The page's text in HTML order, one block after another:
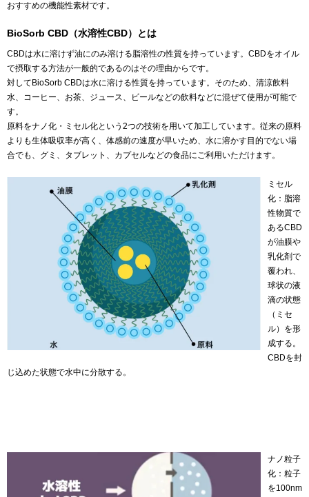
おすすめの機能性素材です。
BioSorb CBD（水溶性CBD）とは
CBDは水に溶けず油にのみ溶ける脂溶性の性質を持っています。CBDをオイル
で摂取する方法が一般的であるのはその理由からです。
対してBioSorb CBDは水に溶ける性質を持っています。そのため、清涼飲料
水、コーヒー、お茶、ジュース、ビールなどの飲料などに混ぜて使用が可能で
す。
原料をナノ化・ミセル化という2つの技術を用いて加工しています。従来の原料
よりも生体吸収率が高く、体感前の速度が早いため、水に溶かす目的でない場
合でも、グミ、タブレット、カプセルなどの食品にご利用いただけます。
ミセル
化：脂溶
性物質で
あるCBD
が油膜や
乳化剤で
覆われ、
球状の液
滴の状態
（ミセ
ル）を形
成する。
CBDを封
じ込めた状態で水中に分散する。
ナノ粒子
化：粒子
を100nm